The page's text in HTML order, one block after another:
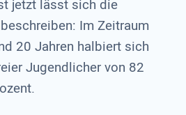
jetzt lässt sich die
Im Zeitraum
20 Jahren halbiert sich
Jugendlicher von 82